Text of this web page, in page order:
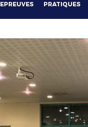
EPREUVES PRATIQUES